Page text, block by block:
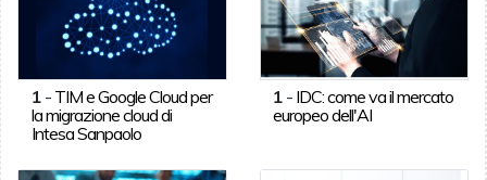
1- TIM e Google Cloud per
la migrazione cloud di
Intesa Sanpaolo
1 - IDC: come va il mercato
europeo dell'AI